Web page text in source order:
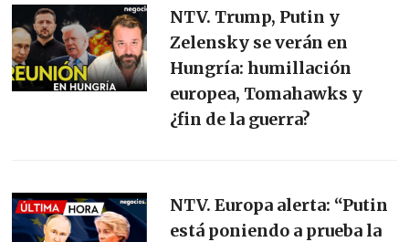
NTV. Trump, Putin y
Zelensky se verán en
Hungría: humillación
europea, Tomahawks y
¿fin de la guerra?
NTV. Europa alerta: “Putin
está poniendo a prueba la